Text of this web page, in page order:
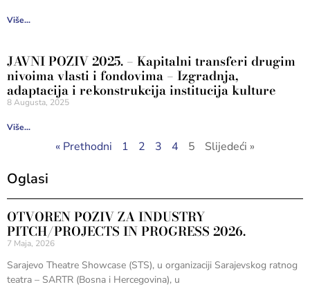
Više...
JAVNI POZIV 2025. – Kapitalni transferi drugim
nivoima vlasti i fondovima – Izgradnja,
adaptacija i rekonstrukcija institucija kulture
8 Augusta, 2025
Više...
« Prethodni 1 2 3 4 5 Slijedeći »
Oglasi
OTVOREN POZIV ZA INDUSTRY
PITCH/PROJECTS IN PROGRESS 2026.
7 Maja, 2026
Sarajevo Theatre Showcase (STS), u organizaciji Sarajevskog ratnog
teatra – SARTR (Bosna i Hercegovina), u